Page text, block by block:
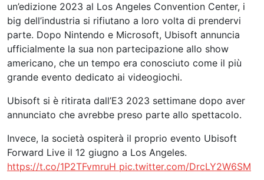
un’edizione 2023 al Los Angeles Convention Center, i
big dell’industria si rifiutano a loro volta di prendervi
parte. Dopo Nintendo e Microsoft, Ubisoft annuncia
ufficialmente la sua non partecipazione allo show
americano, che un tempo era conosciuto come il più
grande evento dedicato ai videogiochi.
Ubisoft si è ritirata dall’E3 2023 settimane dopo aver
annunciato che avrebbe preso parte allo spettacolo.
Invece, la società ospiterà il proprio evento Ubisoft
Forward Live il 12 giugno a Los Angeles.
https://t.co/1P2TFvmruH pic.twitter.com/DrcLY2W6SM